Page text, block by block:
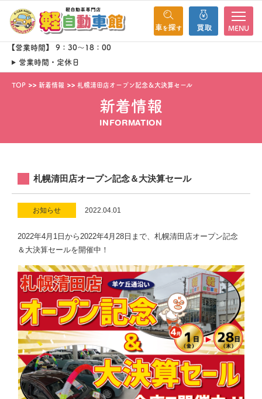
MENU
【営業時間】 9：30～18：00
営業時間・定休日
TOP 新着情報 札幌清田店オープン記念＆大決算セール
新着情報
INFORMATION
札幌清田店オープン記念＆大決算セール
お知らせ 2022.04.01
2022年4月1日から2022年4月28日まで、札幌清田店オープン記念
＆大決算セールを開催中！